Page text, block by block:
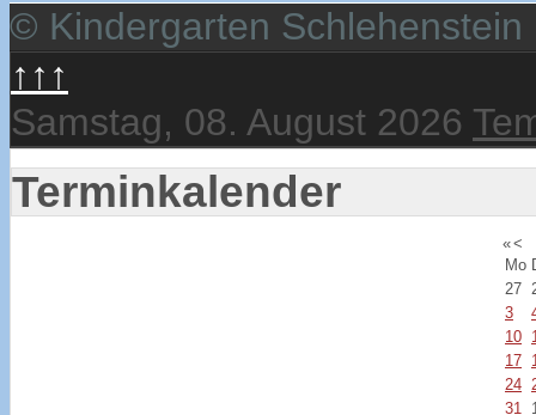
© Kindergarten Schlehenstein
↑↑↑
Samstag, 08. August 2026
Terminkalender
«<
Mo
27
3
10
17
24
31